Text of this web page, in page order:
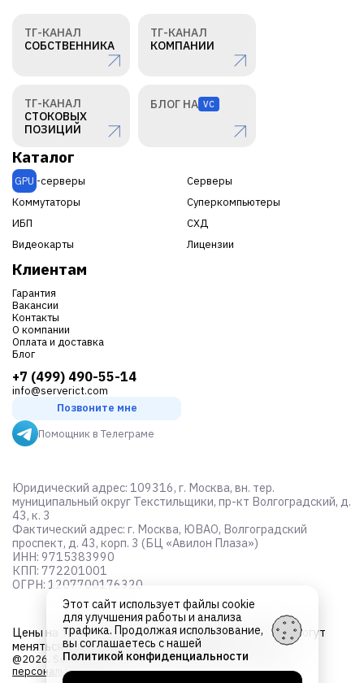
Этот сайт использует файлы cookie
для улучшения работы и анализа
трафика. Продолжая использование,
вы соглашаетесь с нашей
Политикой конфиденциальности
ТГ-КАНАЛ
СОБСТВЕННИКА
ТГ-КАНАЛ
КОМПАНИИ
ТГ-КАНАЛ
СТОКОВЫХ
ПОЗИЦИЙ
БЛОГ НА VC
Каталог
GPU -серверы
Серверы
Коммутаторы
Суперкомпьютеры
ИБП
СХД
Видеокарты
Лицензии
Клиентам
Гарантия
Вакансии
Контакты
О компании
Оплата и доставка
Блог
+7 (499) 490-55-14
info@serverict.com
Позвоните мне
Помощник в Телеграме
Юридический адрес: 109316, г. Москва, вн. тер.
муниципальный округ Текстильщики, пр-кт Волгоградский, д.
43, к. 3
Фактический адрес: г. Москва, ЮВАО, Волгоградский
проспект, д. 43, корп. 3 (БЦ «Авилон Плаза»)
ИНН: 9715383990
КПП: 772201001
ОГРН: 1207700176320
Цены на товары не являютсяпубличной офертойи могут
меняться в зависимости от курса валют
@2026. Server ICT. Все права защищены.Об обработке
персональных данных